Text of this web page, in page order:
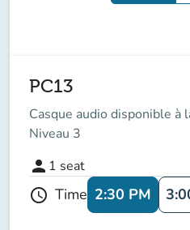
PC13
Casque audio disponible à
Niveau 3
person 1 seat
schedule Time 2:30 PM